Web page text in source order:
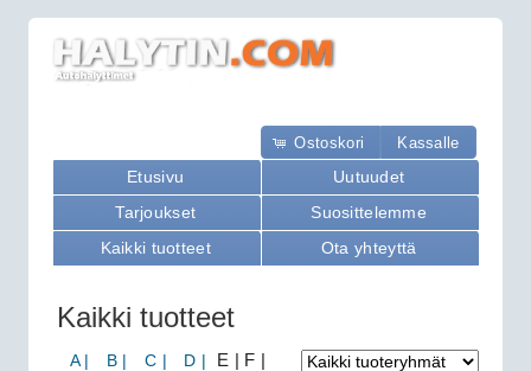
Ostoskori Kassalle
Etusivu
Uutuudet
Tarjoukset
Suosittelemme
Kaikki tuotteet
Ota yhteyttä
Kaikki tuotteet
A | B | C | D |
E | F |